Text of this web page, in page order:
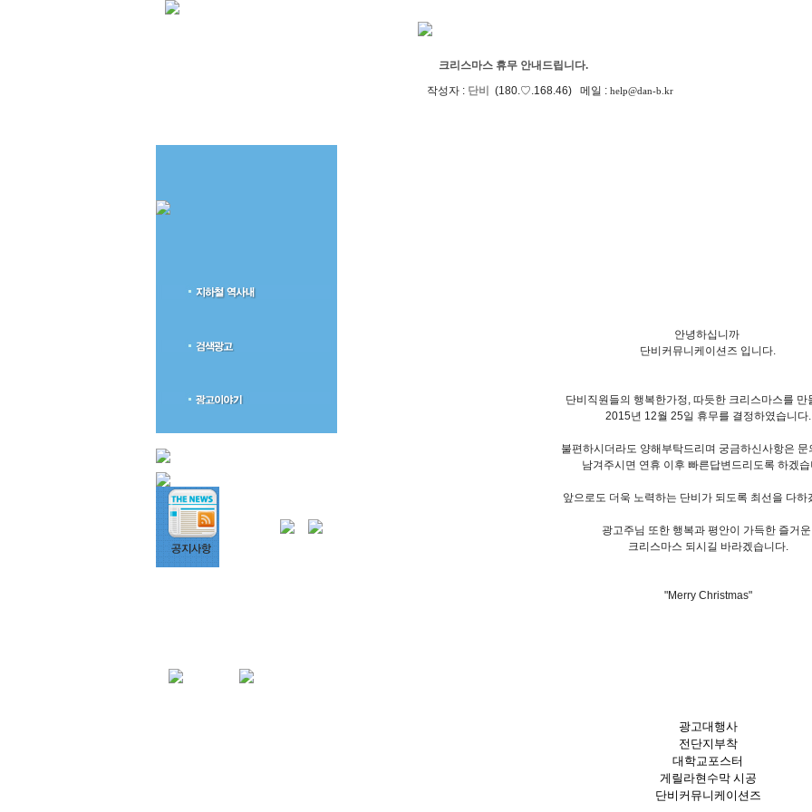
크리스마스 휴무 안내드립니다.
작성자 : 단비 (180.♡.168.46) 메일 : help@dan-b.kr
안녕하십니까
단비커뮤니케이션즈 입니다.
단비직원들의 행복한가정, 따듯한 크리스마스를 만
2015년 12월 25일 휴무를 결정하였습니다.
불편하시더라도 양해부탁드리며 궁금하신사항은 문
남겨주시면 연휴 이후 빠른답변드리도록 하겠습
앞으로도 더욱 노력하는 단비가 되도록 최선을 다하
광고주님 또한 행복과 평안이 가득한 즐거운
크리스마스 되시길 바라겠습니다.
"Merry Christmas"
광고대행사
전단지부착
대학교포스터
게릴라현수막 시공
단비커뮤니케이션즈